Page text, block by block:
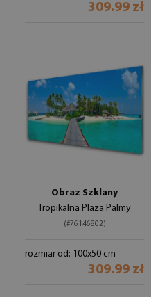
309.99 zł
Obraz Szklany
Tropikalna Plaża Palmy
(#76146802)
rozmiar od: 100x50 cm
309.99 zł